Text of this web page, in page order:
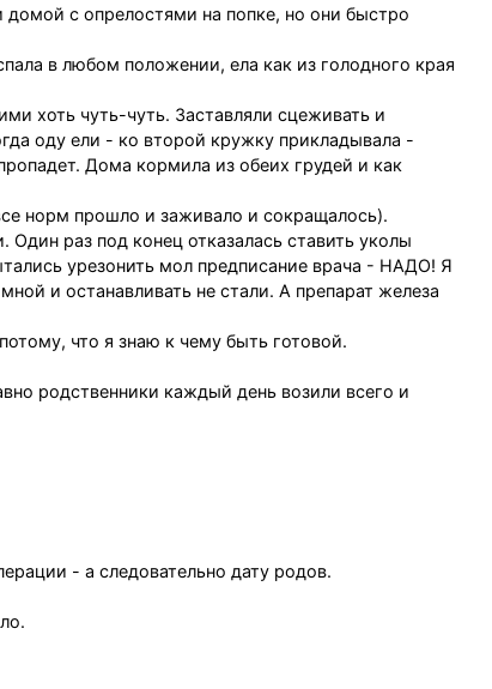
с опрелостями на попке, но они быстро
в любом положении, ела как из голодного края
хоть чуть-чуть. Заставляли сцеживать и
оду ели - ко второй кружку прикладывала -
Дома кормила из обеих грудей и как
норм прошло и заживало и сокращалось).
раз под конец отказалась ставить уколы
урезонить мол предписание врача - НАДО! Я
и останавливать не стали. А препарат железа
что я знаю к чему быть готовой.
родственники каждый день возили всего и
- а следовательно дату родов.